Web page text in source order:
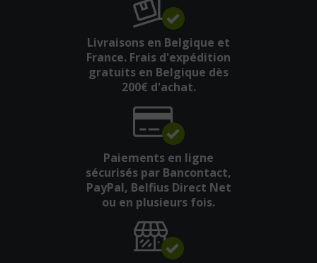
Livraisons en Belgique et
France. Frais d'expédition
gratuits en Belgique dès
200€ d'achat.
Paiements en ligne
sécurisés par Bancontact,
PayPal, Belfius Direct Net
ou en plusieurs fois.